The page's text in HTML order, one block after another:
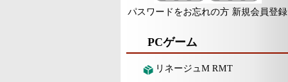
パスワードをお忘れの方 新規会員登録
PCゲーム
リネージュM RMT